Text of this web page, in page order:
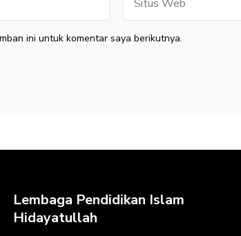
Web
ini untuk komentar saya berikutnya.
Lembaga Pendidikan Islam
Hidayatullah